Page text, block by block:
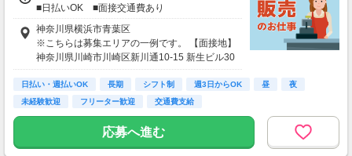
■日払いOK ■面接交通費あり
神奈川県横浜市青葉区
※こちらは募集エリアの一例です。 【面接地】
神奈川県川崎市川崎区新川通10-15 新生ビル30
3
日払い・週払いOK 長期 シフト制 週3日からOK 昼
夜
未経験歓迎
フリーター歓迎 交通費支給
応募へ進む